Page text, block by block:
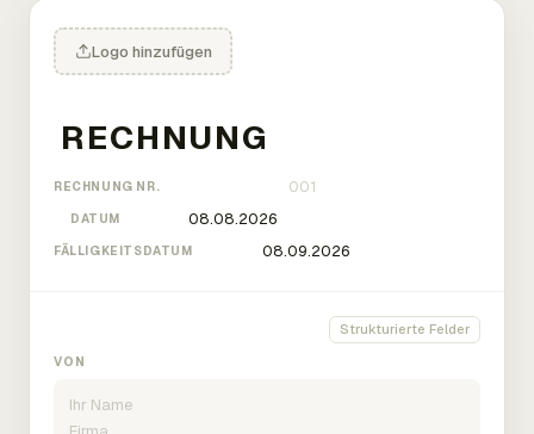
Logo hinzufügen
RECHNUNG NR.
DATUM
FÄLLIGKEITSDATUM
Strukturierte Felder
VON